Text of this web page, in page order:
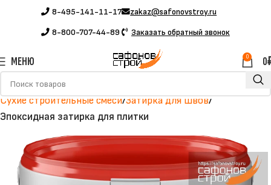
8-495-141-11-17
8-800-707-44-89
zakaz@safonovstroy.ru
Заказать обратный звонок
МЕНЮ 0 0
Главная Каталог
Сухие строительные смеси Затирка для швов
Эпоксидная затирка для плитки